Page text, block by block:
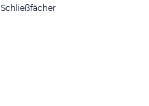
Schließfächer